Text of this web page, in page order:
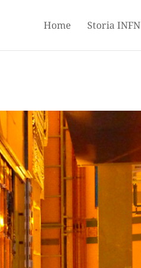
Home Storia INFN